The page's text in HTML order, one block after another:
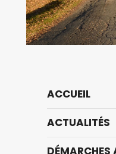
ACCUEIL
ACTUALITÉS